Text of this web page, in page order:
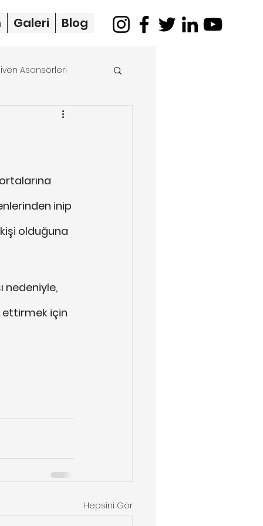
Galeri Blog
Asansörleri
asansörü
inip
olduğuna
nedeniyle,
ettirmek için
Hepsini Gör